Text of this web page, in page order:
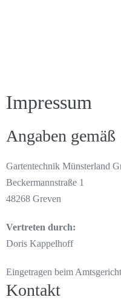
Impressum
Angaben
Gartentechnik Münsterland
Beckermannstraße 1
48268 Greven
Vertreten durch:
Doris Kappelhoff
Eingetragen beim
Kontakt